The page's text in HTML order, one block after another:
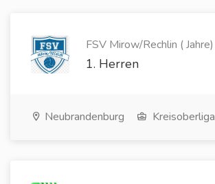
FSV Mirow/Rechlin ( Jahre)
1. Herren
Neubrandenburg Kreisoberliga